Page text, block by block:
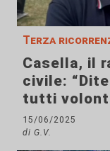
Terza
Casella, il
civile:
tutti
15/06/2025
di G.V.